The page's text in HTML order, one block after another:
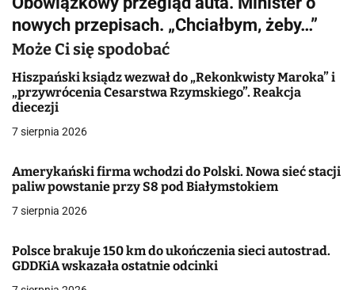
g
a
c
j
a
w
p
s
nowych przepisach. „Chciałbym, żeby…”
Może Ci się spodobać
Hiszpański ksiądz wezwał do „Rekonkwisty Maroka” i
„przywrócenia Cesarstwa Rzymskiego”. Reakcja
diecezji
7 sierpnia 2026
Amerykański firma wchodzi do Polski. Nowa sieć stacji
paliw powstanie przy S8 pod Białymstokiem
7 sierpnia 2026
Polsce brakuje 150 km do ukończenia sieci autostrad.
GDDKiA wskazała ostatnie odcinki